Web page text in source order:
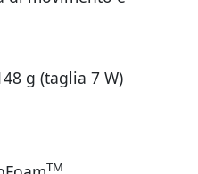
g (taglia 7 W)
TM